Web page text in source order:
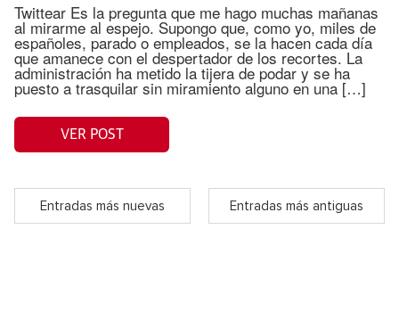
Twittear Es la pregunta que me hago muchas mañanas
al mirarme al espejo. Supongo que, como yo, miles de
españoles, parado o empleados, se la hacen cada día
que amanece con el despertador de los recortes. La
administración ha metido la tijera de podar y se ha
puesto a trasquilar sin miramiento alguno en una […]
VER POST
Entradas más nuevas Entradas más antiguas